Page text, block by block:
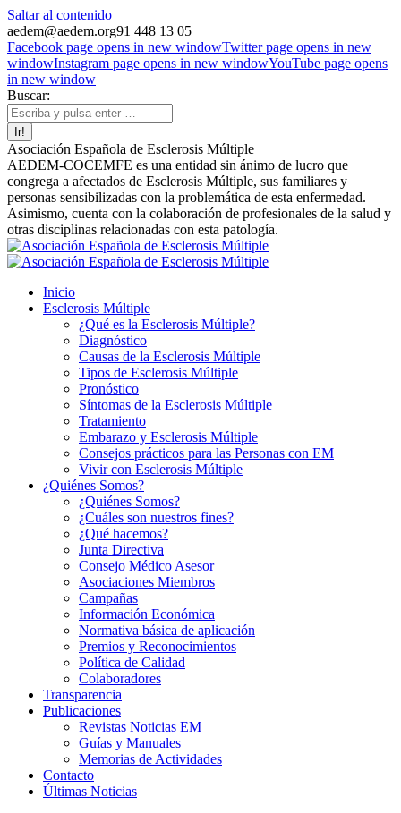
Saltar al contenido
aedem@aedem.org91 448 13 05
Facebook page opens in new windowTwitter page opens in new
windowInstagram page opens in new windowYouTube page opens
in new window
Buscar:
Asociación Española de Esclerosis Múltiple
AEDEM-COCEMFE es una entidad sin ánimo de lucro que
congrega a afectados de Esclerosis Múltiple, sus familiares y
personas sensibilizadas con la problemática de esta enfermedad.
Asimismo, cuenta con la colaboración de profesionales de la salud y
otras disciplinas relacionadas con esta patología.
Inicio
Esclerosis Múltiple
¿Qué es la Esclerosis Múltiple?
Diagnóstico
Causas de la Esclerosis Múltiple
Tipos de Esclerosis Múltiple
Pronóstico
Síntomas de la Esclerosis Múltiple
Tratamiento
Embarazo y Esclerosis Múltiple
Consejos prácticos para las Personas con EM
Vivir con Esclerosis Múltiple
¿Quiénes Somos?
¿Quiénes Somos?
¿Cuáles son nuestros fines?
¿Qué hacemos?
Junta Directiva
Consejo Médico Asesor
Asociaciones Miembros
Campañas
Información Económica
Normativa básica de aplicación
Premios y Reconocimientos
Política de Calidad
Colaboradores
Transparencia
Publicaciones
Revistas Noticias EM
Guías y Manuales
Memorias de Actividades
Contacto
Últimas Noticias